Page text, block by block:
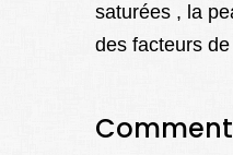
saturées , la
des facteurs